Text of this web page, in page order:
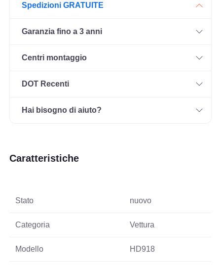
Spedizioni GRATUITE
Garanzia fino a 3 anni
Centri montaggio
DOT Recenti
Hai bisogno di aiuto?
Caratteristiche
Stato nuovo
Categoria Vettura
Modello HD918